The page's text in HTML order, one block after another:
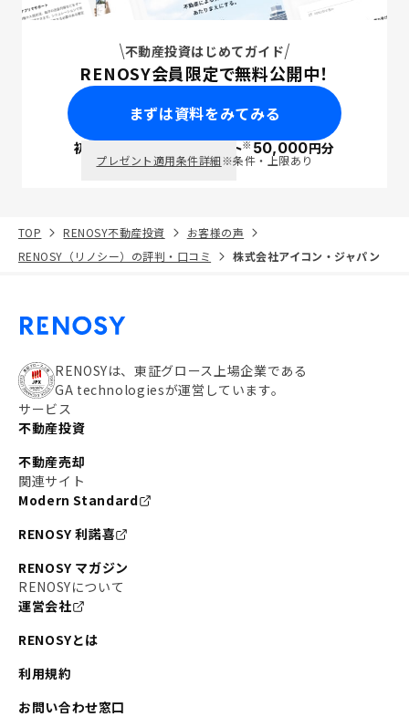
不動産投資はじめてガイド
RENOSY会員限定で無料公開中！
まずは資料をみてみる
初回面談で ポイント※50,000円分
プレゼント適用条件詳細※条件・上限あり
TOP RENOSY不動産投資
お客様の声
RENOSY（リノシー）の評判・口コミ
株式会社アイコン・ジャパン
RENOSYは、東証グロース上場企業である
GA technologiesが運営しています。
サービス
不動産投資
不動産売却
関連サイト
Modern Standard
RENOSY 利諾喜
RENOSY マガジン
RENOSYについて
運営会社
RENOSYとは
利用規約
お問い合わせ窓口